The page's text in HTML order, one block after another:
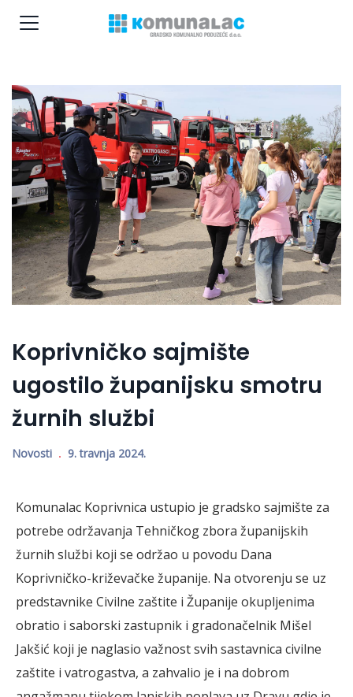
Koprivničko sajmište
ugostilo županijsku smotru
žurnih službi
Novosti 9. travnja 2024.
Komunalac Koprivnica ustupio je gradsko sajmište za
potrebe održavanja Tehničkog zbora županijskih
žurnih službi koji se održao u povodu Dana
Koprivničko-križevačke županije. Na otvorenju se uz
predstavnike Civilne zaštite i Županije okupljenima
obratio i saborski zastupnik i gradonačelnik Mišel
Jakšić koji je naglasio važnost svih sastavnica civilne
zaštite i vatrogastva, a zahvalio je i na dobrom